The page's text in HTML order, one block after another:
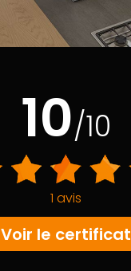
10/10
1 avis
Voir le certificat